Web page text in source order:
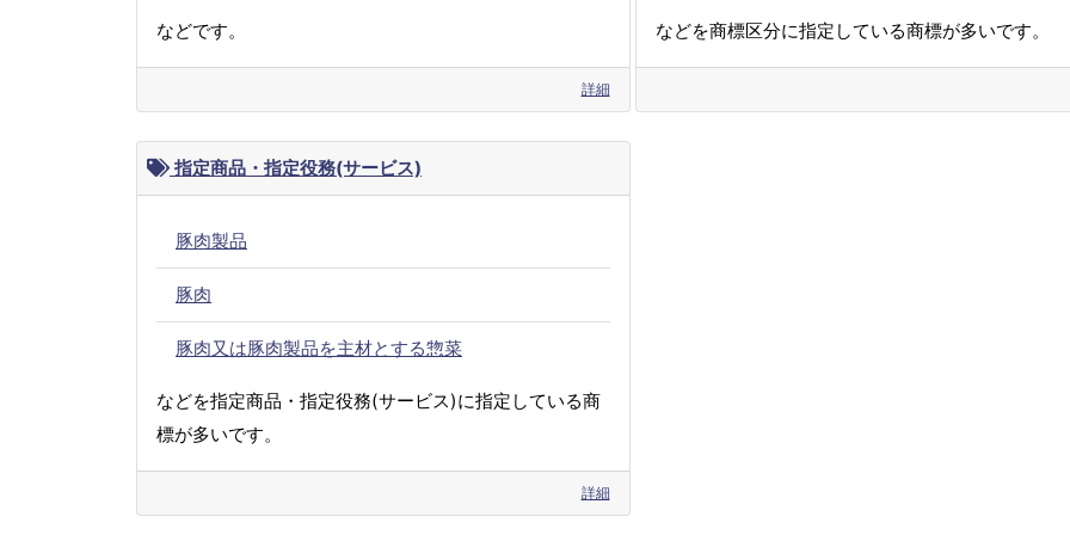
などです。
詳細
などを商標区分に指定している商標が多いです。
指定商品・指定役務(サービス)
豚肉製品
豚肉
豚肉又は豚肉製品を主材とする惣菜
などを指定商品・指定役務(サービス)に指定している商
標が多いです。
詳細